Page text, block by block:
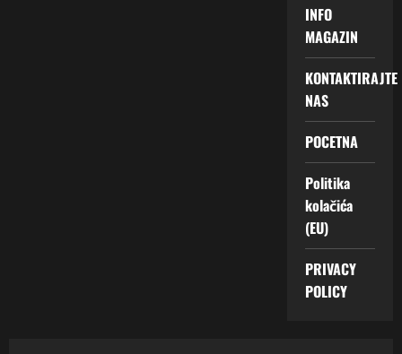
INFO
MAGAZIN
KONTAKTIRAJTE
NAS
POCETNA
Politika
kolačića
(EU)
PRIVACY
POLICY